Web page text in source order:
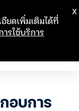
อบการ
ยดเพิ่มเติมได้ที่
รใช้บริการ
X